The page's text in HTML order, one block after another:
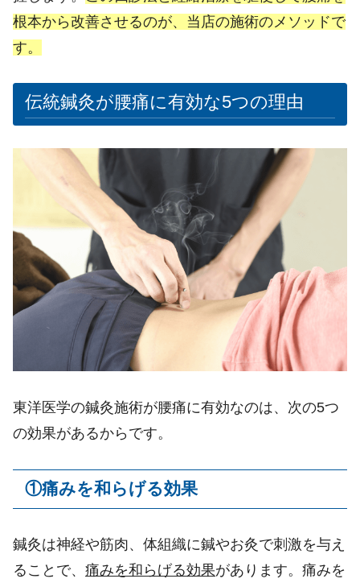
根本から改善させるのが、当店の施術のメソッドで
す。
伝統鍼灸が腰痛に有効な5つの理由
東洋医学の鍼灸施術が腰痛に有効なのは、次の5つ
の効果があるからです。
①痛みを和らげる効果
鍼灸は神経や筋肉、体組織に鍼やお灸で刺激を与え
ることで、 痛みを和らげる効果があります。痛みを